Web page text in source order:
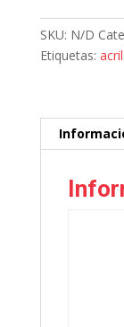
cantidad
SKU: N/D
Etiquetas: